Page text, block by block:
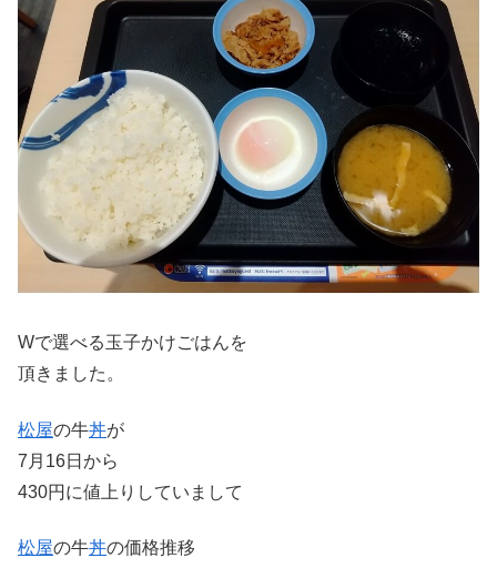
Wで選べる玉子かけごはんを
頂きました。
松屋の牛丼が
7月16日から
430円に値上りしていまして
松屋の牛丼の価格推移